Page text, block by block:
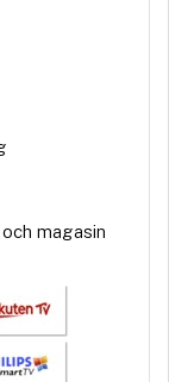
magasin